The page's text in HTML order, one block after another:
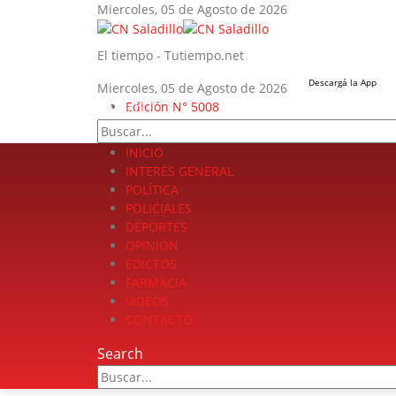
Miercoles, 05 de Agosto de 2026
El tiempo - Tutiempo.net
Miercoles, 05 de Agosto de 2026
Edición N° 5008
Descargá la App
Search
INICIO
INTERÉS GENERAL
POLÍTICA
POLICIALES
DEPORTES
OPINIÓN
EDICTOS
FARMACIA
VIDEOS
CONTACTO
Search